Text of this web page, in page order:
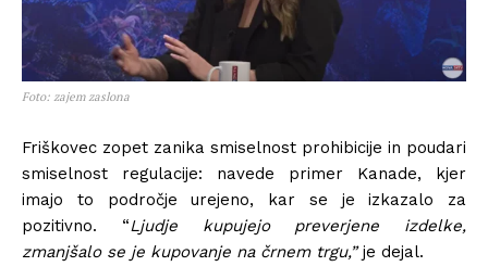
Foto: zajem zaslona
Friškovec zopet zanika smiselnost prohibicije in poudari
smiselnost regulacije: navede primer Kanade, kjer
imajo to področje urejeno, kar se je izkazalo za
pozitivno. “Ljudje kupujejo preverjene izdelke,
zmanjšalo se je kupovanje na črnem trgu,”je dejal.